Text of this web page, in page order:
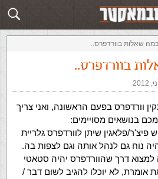
שלח תשובה
כמה שאלות בוורדפרס..
בוורדפרס..
וורדפרס בפעם הראשונה, ואני צריך
בנושאים מסויימים:
פיצ'ר/פלאגין שיתן לוורדפרס גלריית
נוח גם לנהל אותה וגם לצפות בה.
למצוא דרך שהוורדפרס יהיה סטאטי
אומרת, לא יוכלו להגיב לשום דבר /